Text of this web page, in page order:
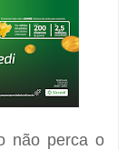
não perca o